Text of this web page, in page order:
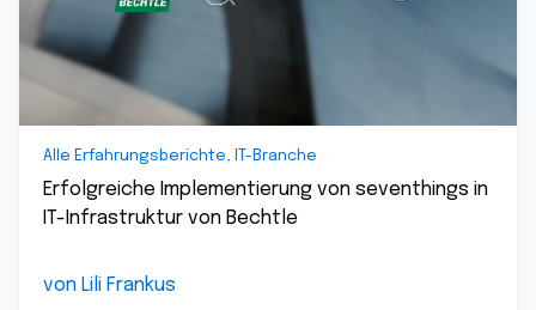
Alle Erfahrungsberichte, IT-Branche
Erfolgreiche Implementierung von seventhings in
IT-Infrastruktur von Bechtle
von Lili Frankus